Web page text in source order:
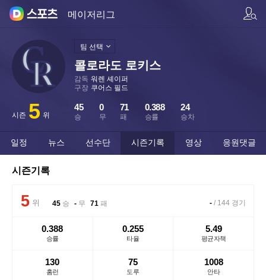
메이저리그
콜로라도 로키스
감독 워렌 셰이퍼
구장 쿠어스 필드
시즌 5 위 승
45
무
0
패
71
승률
0.388
승차
24
팀 선택
일정 뉴스 선수단 시즌기록 영상 응원댓글
시즌기록
5 위 승
45 무
- 패
71
승률
0.388
타율
0.255
평균자책
5.49
홈런
130
도루
75
안타
1008
- / 144 경기